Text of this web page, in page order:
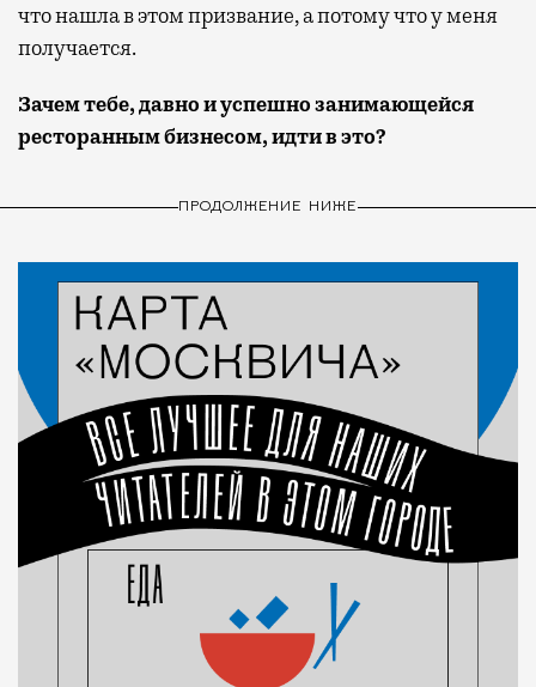
что нашла в этом призвание, а потому что у меня
получается.
Зачем тебе, давно и успешно занимающейся
ресторанным бизнесом, идти в это?
ПРОДОЛЖЕНИЕ НИЖЕ